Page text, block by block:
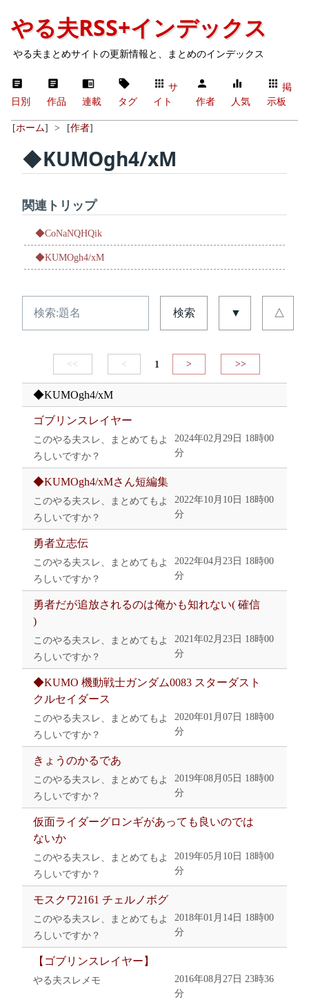
やる夫RSS+インデックス
やる夫まとめサイトの更新情報と、まとめのインデックス
日別 作品 連載 タグ
サ
イト
作者 人気
掲
示板
[ホーム] > [作者]
◆KUMOgh4/xM
関連トリップ
◆CoNaNQHQik
◆KUMOgh4/xM
検索 ▼ △
<< < 1 > >>
◆KUMOgh4/xM
ゴブリンスレイヤー
このやる夫スレ、まとめてもよ
ろしいですか？
2024年02月29日 18時00
分
◆KUMOgh4/xMさん短編集
このやる夫スレ、まとめてもよ
ろしいですか？
2022年10月10日 18時00
分
勇者立志伝
このやる夫スレ、まとめてもよ
ろしいですか？
2022年04月23日 18時00
分
勇者だが追放されるのは俺かも知れない( 確信
)
このやる夫スレ、まとめてもよ
ろしいですか？
2021年02月23日 18時00
分
◆KUMO 機動戦士ガンダム0083 スターダスト
クルセイダース
このやる夫スレ、まとめてもよ
ろしいですか？
2020年01月07日 18時00
分
きょうのかるであ
このやる夫スレ、まとめてもよ
ろしいですか？
2019年08月05日 18時00
分
仮面ライダーグロンギがあっても良いのでは
ないか
このやる夫スレ、まとめてもよ
ろしいですか？
2019年05月10日 18時00
分
モスクワ2161 チェルノボグ
このやる夫スレ、まとめてもよ
ろしいですか？
2018年01月14日 18時00
分
【ゴブリンスレイヤー】
やる夫スレメモ
2016年08月27日 23時36
分